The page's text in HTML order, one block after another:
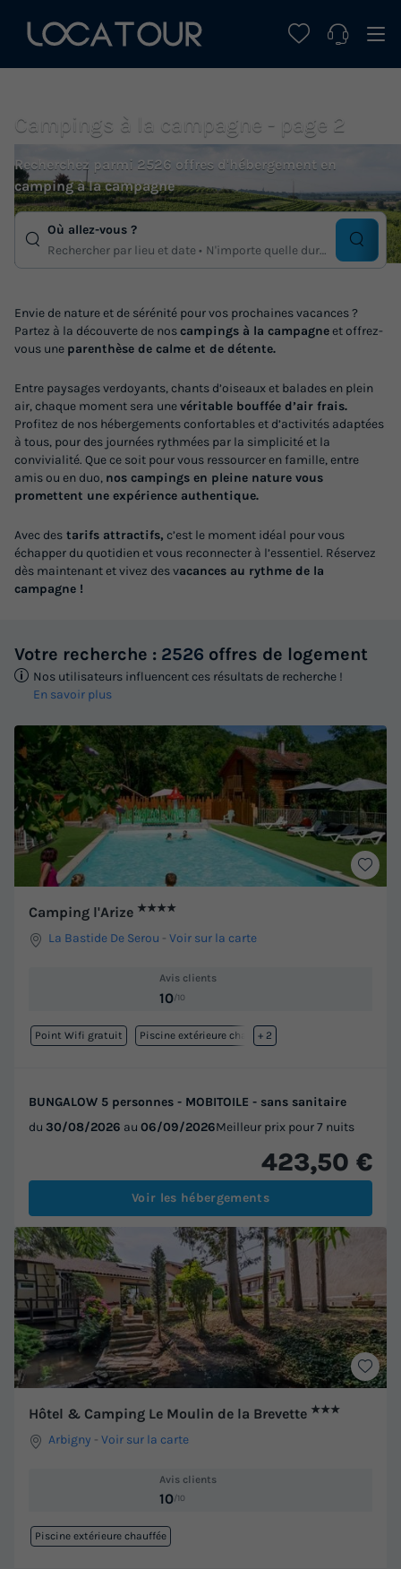
Campings à la campagne - page 2
Recherchez parmi 2526 offres d'hébergement en
camping à la campagne
Où allez-vous ?
Rechercher par lieu et date
N'importe quelle duree
Envie de nature et de sérénité pour vos prochaines vacances ?
Partez à la découverte de noscampings à la campagneet offrez-
vous une parenthèse de calme et de détente.
Entre paysages verdoyants, chants d’oiseaux et balades en plein
air, chaque moment sera unevéritable bouffée d’air frais.
Profitez de nos hébergements confortables et d’activités adaptées
à tous, pour des journées rythmées par la simplicité et la
convivialité. Que ce soit pour vous ressourcer en famille, entre
amis ou en duo, nos campings en pleine nature vous
promettent une expérience authentique.
Avec des tarifs attractifs, c’est le moment idéal pour vous
échapper du quotidien et vous reconnecter à l’essentiel. Réservez
dès maintenant et vivez des vacances au rythme de la
campagne !
Votre recherche : 2526 offres de logement
Nos utilisateurs influencent ces résultats de recherche !
En savoir plus
Camping l'Arize ★★★★
La Bastide De Serou -Voir sur la carte
Avis clients
10/10
Point Wifi gratuit Piscine extérieure chauffée
+ 2
BUNGALOW 5 personnes - MOBITOILE - sans sanitaire
du 30/08/2026 au 06/09/2026Meilleur prix pour 7 nuits
423,50 €
Voir les hébergements
Hôtel & Camping Le Moulin de la Brevette ★★★
Arbigny -Voir sur la carte
Avis clients
10/10
Piscine extérieure chauffée